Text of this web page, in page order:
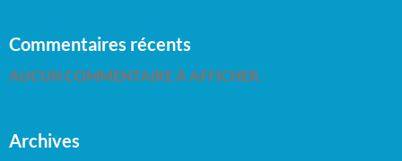
Commentaires récents
AUCUN COMMENTAIRE À AFFICHER.
Archives